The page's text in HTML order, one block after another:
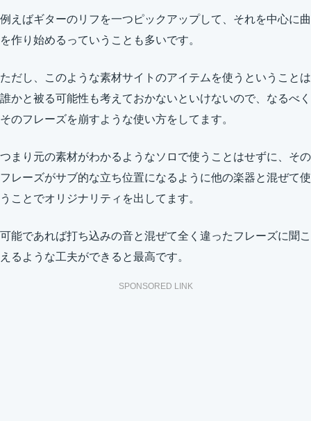
例えばギターのリフを一つピックアップして、それを中心に曲
を作り始めるっていうことも多いです。
ただし、このような素材サイトのアイテムを使うということは
誰かと被る可能性も考えておかないといけないので、なるべく
そのフレーズを崩すような使い方をしてます。
つまり元の素材がわかるようなソロで使うことはせずに、その
フレーズがサブ的な立ち位置になるように他の楽器と混ぜて使
うことでオリジナリティを出してます。
可能であれば打ち込みの音と混ぜて全く違ったフレーズに聞こ
えるような工夫ができると最高です。
SPONSORED LINK